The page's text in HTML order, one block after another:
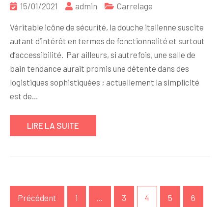
15/01/2021 admin Carrelage
Véritable icône de sécurité, la douche italienne suscite
autant d’intérêt en termes de fonctionnalité et surtout
d’accessibilité. Par ailleurs, si autrefois, une salle de
bain tendance aurait promis une détente dans des
logistiques sophistiquées ; actuellement la simplicité
est de…
LIRE LA SUITE
Pagination
des
Précédent 1 3 4 5 6